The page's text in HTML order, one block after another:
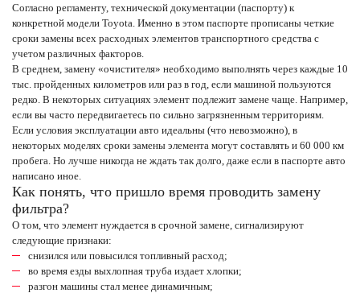
Согласно регламенту, технической документации (паспорту) к
конкретной модели Toyota. Именно в этом паспорте прописаны четкие
сроки замены всех расходных элементов транспортного средства с
учетом различных факторов.
В среднем, замену «очистителя» необходимо выполнять через каждые 10
тыс. пройденных километров или раз в год, если машиной пользуются
редко. В некоторых ситуациях элемент подлежит замене чаще. Например,
если вы часто передвигаетесь по сильно загрязненным территориям.
Если условия эксплуатации авто идеальны (что невозможно), в
некоторых моделях сроки замены элемента могут составлять и 60 000 км
пробега. Но лучше никогда не ждать так долго, даже если в паспорте авто
написано иное.
Как понять, что пришло время проводить замену
фильтра?
О том, что элемент нуждается в срочной замене, сигнализируют
следующие признаки:
снизился или повысился топливный расход;
во время езды выхлопная труба издает хлопки;
разгон машины стал менее динамичным;